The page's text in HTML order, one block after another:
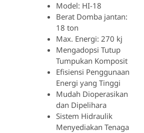
Model: HI-18
Berat Domba jantan:
18 ton
Max. Energi: 270 kj
Mengadopsi Tutup
Tumpukan Komposit
Efisiensi Penggunaan
Energi yang Tinggi
Mudah Dioperasikan
dan Dipelihara
Sistem Hidraulik
Menyediakan Tenaga